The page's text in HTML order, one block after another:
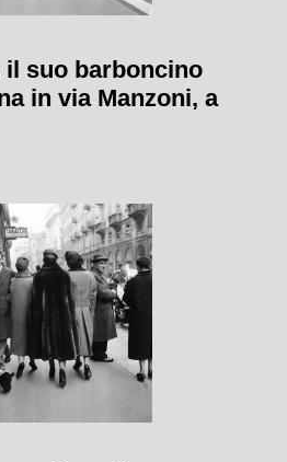
il suo barboncino
in via Manzoni, a